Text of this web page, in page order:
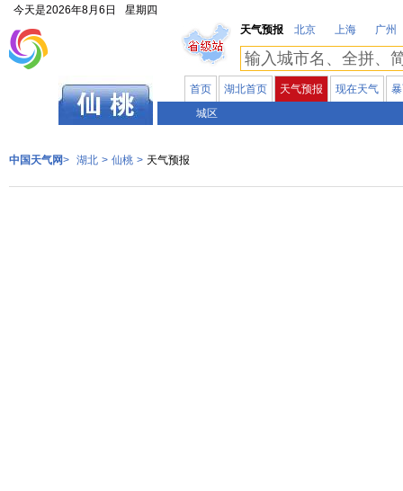
今天是2026年8月6日
星期四
天气预报
北京 上海 广州
首页 湖北首页 天气预报 现在天气
城区
中国天气网> 湖北 > 仙桃 > 天气预报